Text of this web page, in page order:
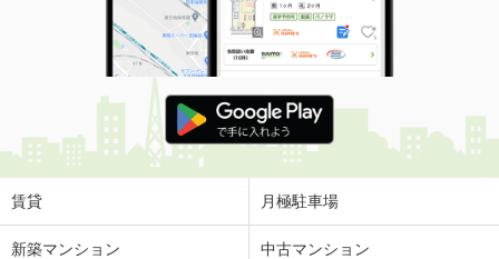
賃貸 月極駐車場
新築マンション 中古マンション